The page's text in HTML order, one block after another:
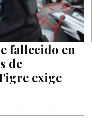
fallecido en
de
exige
Alta Comisionada para